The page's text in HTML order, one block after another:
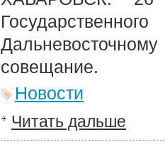
совещание.
Новости
Читать дальше